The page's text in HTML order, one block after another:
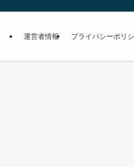
運営者情報 プライバシーポリ